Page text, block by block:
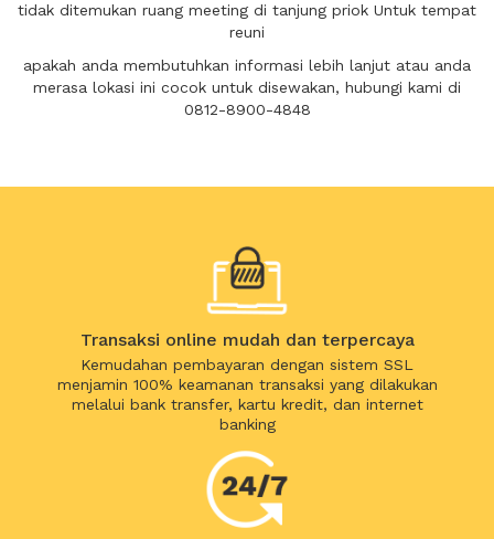
tidak ditemukan ruang meeting di tanjung priok Untuk tempat
reuni
apakah anda membutuhkan informasi lebih lanjut atau anda
merasa lokasi ini cocok untuk disewakan, hubungi kami di
0812-8900-4848
Transaksi online mudah dan terpercaya
Kemudahan pembayaran dengan sistem SSL
menjamin 100% keamanan transaksi yang dilakukan
melalui bank transfer, kartu kredit, dan internet
banking